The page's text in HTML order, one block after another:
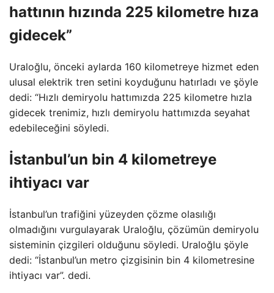
hattının hızında 225 kilometre hıza
gidecek”
Uraloğlu, önceki aylarda 160 kilometreye hizmet eden
ulusal elektrik tren setini koyduğunu hatırladı ve şöyle
dedi: “Hızlı demiryolu hattımızda 225 kilometre hızla
gidecek trenimiz, hızlı demiryolu hattımızda seyahat
edebileceğini söyledi.
İstanbul’un bin 4 kilometreye
ihtiyacı var
İstanbul’un trafiğini yüzeyden çözme olasılığı
olmadığını vurgulayarak Uraloğlu, çözümün demiryolu
sisteminin çizgileri olduğunu söyledi. Uraloğlu şöyle
dedi: “İstanbul’un metro çizgisinin bin 4 kilometresine
ihtiyacı var”. dedi.